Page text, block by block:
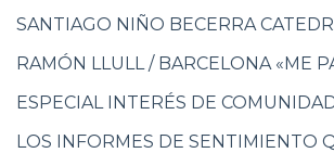
SANTIAGO NIÑO BECERRA
RAMÓN LLULL / BARCELONA «ME
ESPECIAL INTERÉS DE
LOS INFORMES DE SENTIMIENTO